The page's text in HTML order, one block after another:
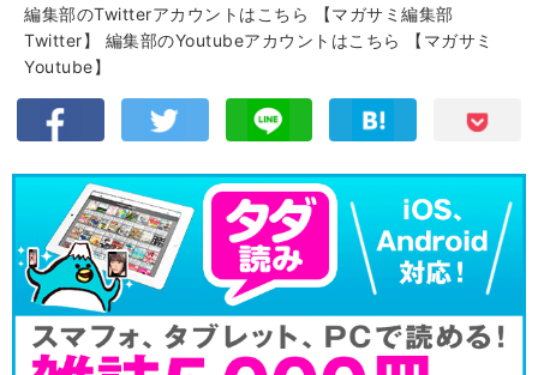
編集部のTwitterアカウントはこちら
【マガサミ編集部
Twitter】
編集部のYoutubeアカウントはこちら
【マガサミ
Youtube】